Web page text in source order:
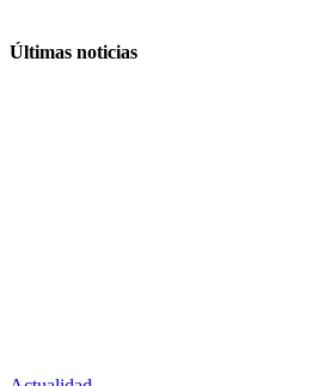
Últimas noticias